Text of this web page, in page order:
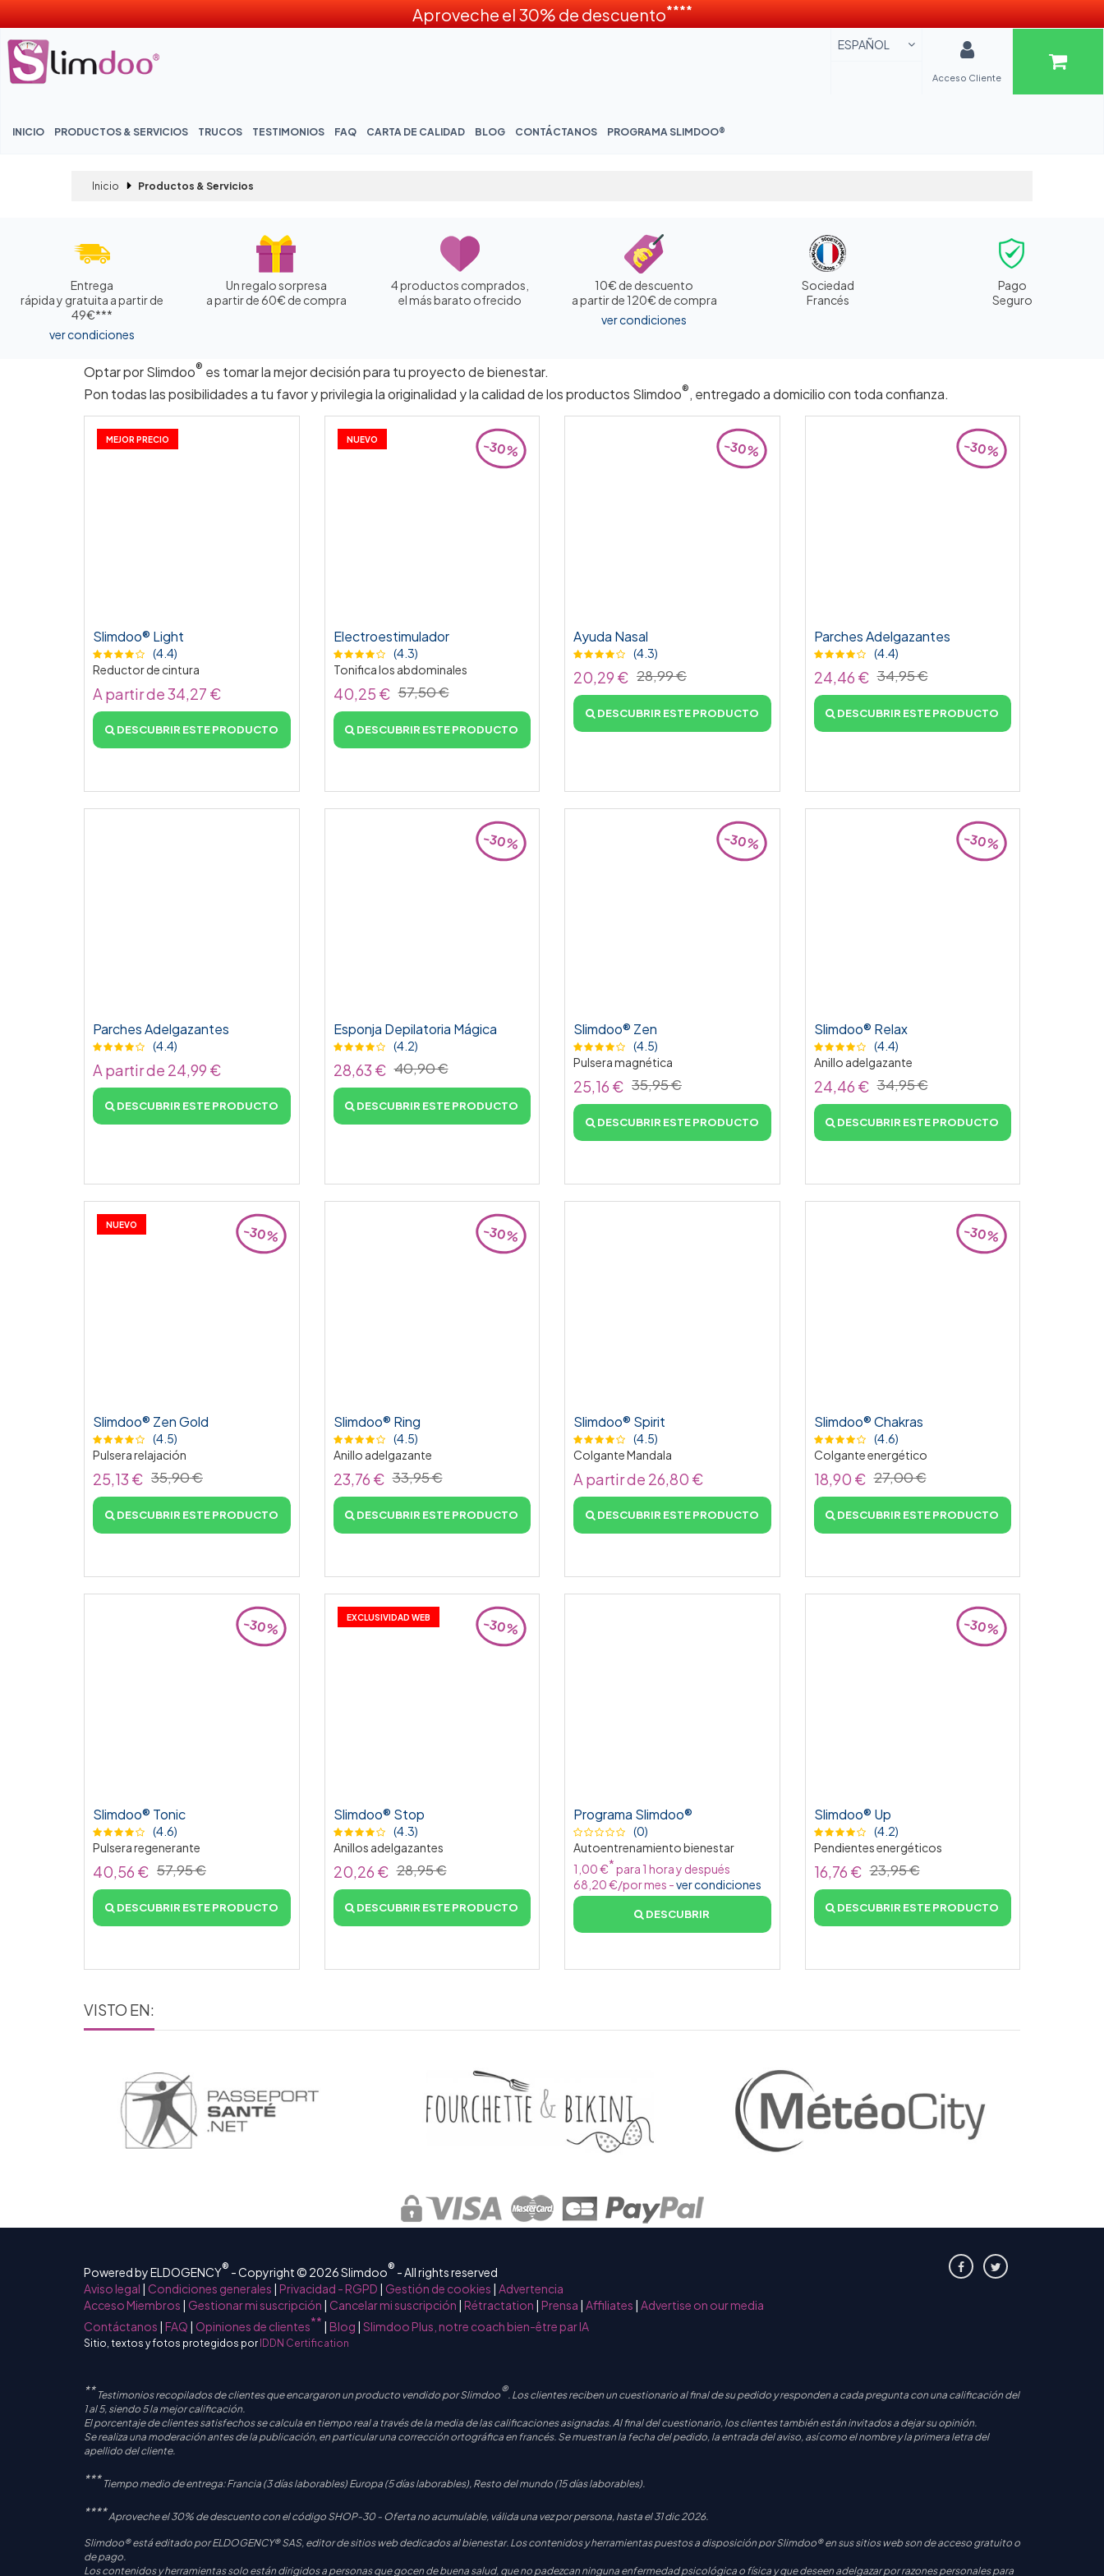
Aproveche el 30% de descuento****
INICIO PRODUCTOS & SERVICIOS TRUCOS TESTIMONIOS FAQ CARTA DE CALIDAD BLOG CONTÁCTANOS PROGRAMA SLIMDOO®
Acceso Cliente
ESPAÑOL
Inicio Productos & Servicios
Entrega
rápida y gratuita a partir de
49€***
ver condiciones
Un regalo sorpresa
a partir de 60€ de compra
4 productos comprados,
el más barato ofrecido
10€ de descuento
a partir de 120€ de compra
ver condiciones
Sociedad
Francés
Pago
Seguro
Optar por Slimdoo® es tomar la mejor decisión para tu proyecto de bienestar.
Pon todas las posibilidades a tu favor y privilegia la originalidad y la calidad de los productos Slimdoo®, entregado a domicilio con toda confianza.
MEJOR PRECIO
Slimdoo® Light
(4.4)
Reductor de cintura
A partir de 34,27 €
DESCUBRIR ESTE PRODUCTO
NUEVO -30%
Electroestimulador
(4.3)
Tonifica los abdominales
40,25 € 57,50 €
DESCUBRIR ESTE PRODUCTO
-30%
Ayuda Nasal
(4.3)
20,29 € 28,99 €
DESCUBRIR ESTE PRODUCTO
-30%
Parches Adelgazantes
(4.4)
24,46 € 34,95 €
DESCUBRIR ESTE PRODUCTO
Parches Adelgazantes
(4.4)
A partir de 24,99 €
DESCUBRIR ESTE PRODUCTO
-30%
Esponja Depilatoria Mágica
(4.2)
28,63 € 40,90 €
DESCUBRIR ESTE PRODUCTO
-30%
Slimdoo® Zen
(4.5)
Pulsera magnética
25,16 € 35,95 €
DESCUBRIR ESTE PRODUCTO
-30%
Slimdoo® Relax
(4.4)
Anillo adelgazante
24,46 € 34,95 €
DESCUBRIR ESTE PRODUCTO
NUEVO -30%
Slimdoo® Zen Gold
(4.5)
Pulsera relajación
25,13 € 35,90 €
DESCUBRIR ESTE PRODUCTO
-30%
Slimdoo® Ring
(4.5)
Anillo adelgazante
23,76 € 33,95 €
DESCUBRIR ESTE PRODUCTO
Slimdoo® Spirit
(4.5)
Colgante Mandala
A partir de 26,80 €
DESCUBRIR ESTE PRODUCTO
-30%
Slimdoo® Chakras
(4.6)
Colgante energético
18,90 € 27,00 €
DESCUBRIR ESTE PRODUCTO
-30%
Slimdoo® Tonic
(4.6)
Pulsera regenerante
40,56 € 57,95 €
DESCUBRIR ESTE PRODUCTO
EXCLUSIVIDAD WEB -30%
Slimdoo® Stop
(4.3)
Anillos adelgazantes
20,26 € 28,95 €
DESCUBRIR ESTE PRODUCTO
Programa Slimdoo®
(0)
Autoentrenamiento bienestar
1,00 €*para 1 hora y después
68,20 €/por mes -ver condiciones
DESCUBRIR
-30%
Slimdoo® Up
(4.2)
Pendientes energéticos
16,76 € 23,95 €
DESCUBRIR ESTE PRODUCTO
VISTO EN:
Powered by ELDOGENCY® - Copyright © 2026 Slimdoo® - All rights reserved
Aviso legal | Condiciones generales | Privacidad - RGPD | Gestión de cookies | Advertencia
Acceso Miembros | Gestionar mi suscripción | Cancelar mi suscripción | Rétractation | Prensa | Affiliates | Advertise on our media
Contáctanos | FAQ | Opiniones de clientes** | Blog | Slimdoo Plus, notre coach bien-être par IA
Sitio, textos y fotos protegidos por IDDN Certification
** Testimonios recopilados de clientes que encargaron un producto vendido por Slimdoo®. Los clientes reciben un cuestionario al final de su pedido y responden a cada pregunta con una calificación del
1 al 5, siendo 5 la mejor calificación.
El porcentaje de clientes satisfechos se calcula en tiempo real a través de la media de las calificaciones asignadas. Al final del cuestionario, los clientes también están invitados a dejar su opinión.
Se realiza una moderación antes de la publicación, en particular una corrección ortográfica en francés. Se muestran la fecha del pedido, la entrada del aviso, así como el nombre y la primera letra del
apellido del cliente.
*** Tiempo medio de entrega: Francia (3 días laborables) Europa (5 días laborables), Resto del mundo (15 días laborables).
****Aproveche el 30% de descuento con el código SHOP-30 - Oferta no acumulable, válida una vez por persona, hasta el 31 dic 2026.
Slimdoo® está editado por ELDOGENCY® SAS, editor de sitios web dedicados al bienestar. Los contenidos y herramientas puestos a disposición por Slimdoo® en sus sitios web son de acceso gratuito o
de pago.
Los contenidos y herramientas solo están dirigidos a personas que gocen de buena salud, que no padezcan ninguna enfermedad psicológica o física y que deseen adelgazar por razones personales para